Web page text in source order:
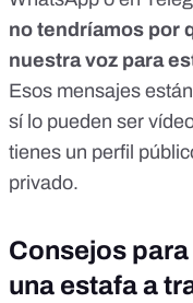
no tendríamos por
nuestra voz para
Esos mensajes
sí lo pueden ser
tienes un perfil
privado.
Consejos
una estafa a